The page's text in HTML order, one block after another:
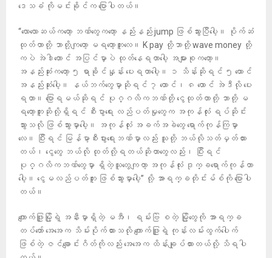
ဒေသခံ ကိုမင်းခိုင်က ပြောပါတယ်။
“လောလောဆယ်ကတော့ ဘဏ်တွေကတော့ နည်းနည်း jump ဖြစ်သွားပြီပေါ့။ ပိုက်ဆံ
ထုတ်တာတို့ ဘာတို့ကျတော့ မရတော့ဘူးလေ။ K pay တို့ဘာတို့ wave money တို့
ကပဲ အဲဒါတောင် အပြင်မှာပဲ ထုတ်နေရတာပေါ့ အများစုကတော့။
အနည်းဆုံးကတော့ ၅ ရာခိုင်နှုန်း ပေးရတာပေါ့။ ၁ သိန်းဆိုရင် ၅ ထောင်
အနည်းဆုံးပေါ့။ နယ်ဘက်တွေမှာဆိုရင် ၇ ထောင်၊ ၈ ထောင် အဲဒီလို ပေး
ရတာ။ ပြောရမယ်ဆိုရင် ပုဂ္ဂလိကဘဏ်တို့ ငွေထုတ်တာတို့ ဘာတို့ မ
ရတော့ဘူးဆိုလို့ရှိရင် စီးပွာရေး လည်ပတ်မှုတွေက အကုန်လုံး ရပ်ဆိုင်း
သွားသလို ဖြစ်သွားမှာပေါ့။ အကုန်လုံး အခက်အခဲတွေ ရောက်ကုန်ကြမှာ
လေ။ ပြီးရင် မြန်မာ့စီးပွားရေးဘဏ်မှာလည်း သူတို့ ဘယ်လိုသတ်မှတ်ထား
တယ်၊ ငွေတွေ ဘယ်လို ထုတ်လို့ရတယ်ဆိုတာတွေလည်း၊ ပြီးရင်
ပုဂ္ဂလိကဘဏ်တွေမှာ ရှိတဲ့သူတွေကျတာ့ အကုန်လုံး ဒုက္ခရောက်ကုန်တာ
ပေါ့။ ငွေမလည်ပတ်ဘူး ဖြစ်သွားမှာပေါ့” လို့ အာရက္ခတိုင်းမ်စ်ကို ပြောပါ
တယ်။
ကျောက်ဖြူမြို့ရဲ့ အနီးမှာရှိတဲ့ မအီ၊ ရမ်းဗြဲ စတဲ့ မြို့တွေကို အာရက္ခ
တပ်တော် အေအေက သိမ်းပိုက်ထားသလို ကျောက်ဖြူရဲ့ ကုန်းလမ်းထွက်ပေါက်
ဖြစ်တဲ့ ဇင်ချောင်းဂိတ်ကိုလည်း အေအေက ထိန်းချုပ်ထားတယ်လို့ သိရပါ